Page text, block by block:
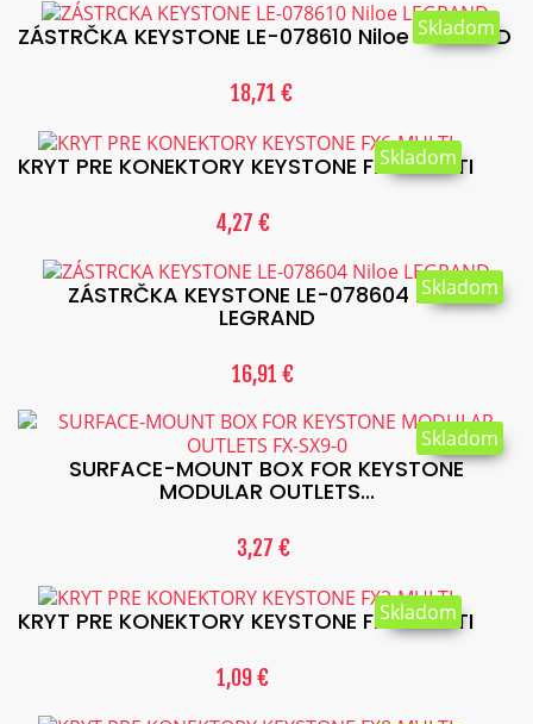
ZÁSTRČKA KEYSTONE LE-078610 Niloe LEGRAND
18,71 €
Skladom
KRYT PRE KONEKTORY KEYSTONE FX6-MULTI
4,27 €
Skladom
ZÁSTRČKA KEYSTONE LE-078604 Niloe
LEGRAND
16,91 €
Skladom
SURFACE-MOUNT BOX FOR KEYSTONE
MODULAR OUTLETS...
3,27 €
Skladom
KRYT PRE KONEKTORY KEYSTONE FX2-MULTI
1,09 €
Skladom